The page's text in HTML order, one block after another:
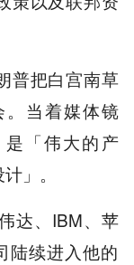
普把白宫南草
。当着媒体镜
是「伟大的产
」。
达、IBM、苹
陆续进入他的